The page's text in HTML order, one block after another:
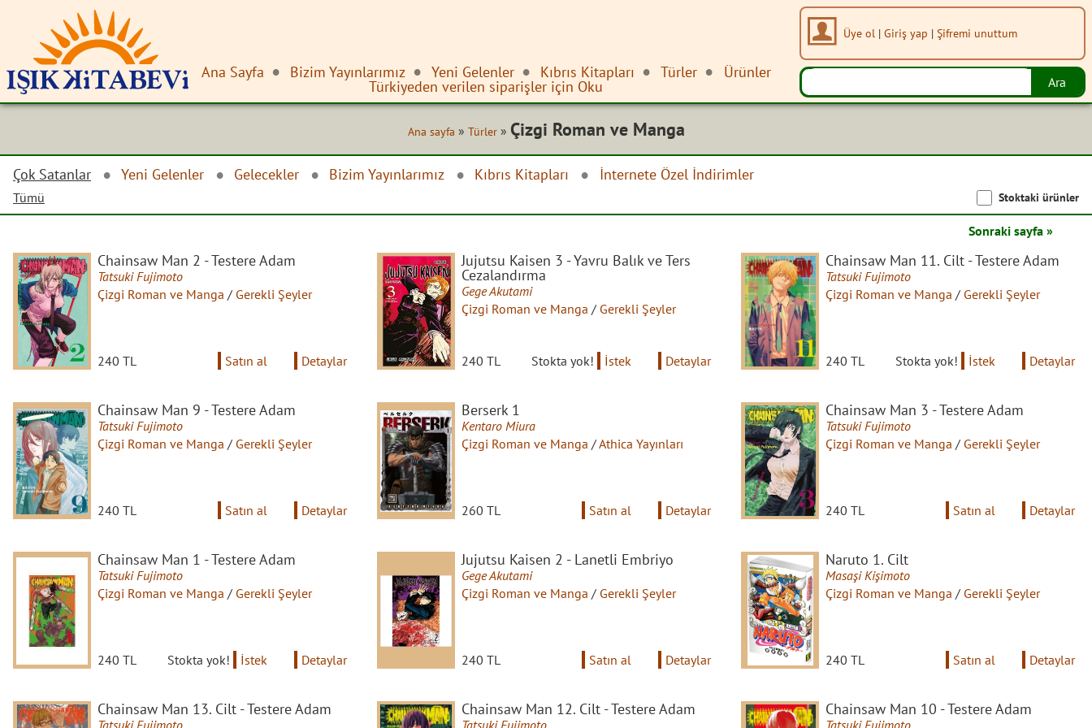
Ana Sayfa Bizim Yayınlarımız Yeni Gelenler Kıbrıs Kitapları Türler Ürünler
Türkiyeden verilen siparişler için Oku
Üye ol | Giriş yap | Şifremi unuttum
Ana sayfa » Türler» Çizgi Roman ve Manga
Çok Satanlar Yeni Gelenler Gelecekler Bizim Yayınlarımız Kıbrıs Kitapları İnternete Özel İndirimler
Tümü Stoktaki ürünler
Sonraki sayfa »
Chainsaw Man 2 - Testere Adam
Tatsuki Fujimoto
Çizgi Roman ve Manga / Gerekli Şeyler
240 TL Satın al Detaylar
Jujutsu Kaisen 3 - Yavru Balık ve Ters
Cezalandırma
Gege Akutami
Çizgi Roman ve Manga / Gerekli Şeyler
240 TL Stokta yok! İstek Detaylar
Chainsaw Man 11. Cilt - Testere Adam
Tatsuki Fujimoto
Çizgi Roman ve Manga / Gerekli Şeyler
240 TL Stokta yok! İstek Detaylar
Chainsaw Man 9 - Testere Adam
Tatsuki Fujimoto
Çizgi Roman ve Manga / Gerekli Şeyler
240 TL Satın al Detaylar
Berserk 1
Kentaro Miura
Çizgi Roman ve Manga /Athica Yayınları
260 TL Satın al Detaylar
Chainsaw Man 3 - Testere Adam
Tatsuki Fujimoto
Çizgi Roman ve Manga / Gerekli Şeyler
240 TL Satın al Detaylar
Chainsaw Man 1 - Testere Adam
Tatsuki Fujimoto
Çizgi Roman ve Manga / Gerekli Şeyler
240 TL Stokta yok! İstek Detaylar
Jujutsu Kaisen 2 - Lanetli Embriyo
Gege Akutami
Çizgi Roman ve Manga / Gerekli Şeyler
240 TL Satın al Detaylar
Naruto 1. Cilt
Masaşi Kişimoto
Çizgi Roman ve Manga / Gerekli Şeyler
240 TL Satın al Detaylar
Chainsaw Man 13. Cilt - Testere Adam
Tatsuki Fujimoto
Chainsaw Man 12. Cilt - Testere Adam
Tatsuki Fujimoto
Chainsaw Man 10 - Testere Adam
Tatsuki Fujimoto